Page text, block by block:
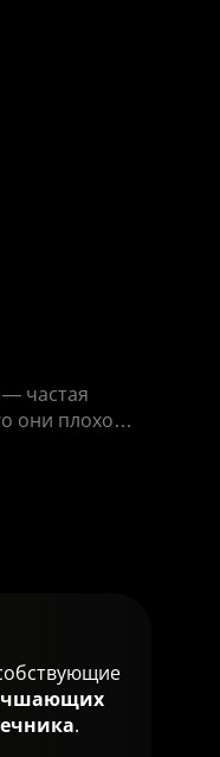
частая
они плохо
подходит
питание вызывает
легко
баланса
.